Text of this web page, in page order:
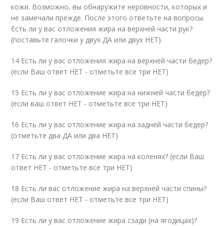
кожи. Возможно, вы обнаружите неровности, которых и
не замечали прежде. После этого ответьте на вопросы.
Есть ли у вас отложения жира на верхней части рук?
(поставьте галочки у двух ДА или двух НЕТ)
14 Есть ли у вас отложения жира на верхней части бедер?
(если Ваш ответ НЕТ - отметьте все три НЕТ)
15 Есть ли у вас отложение жира на нижней части бедер?
(если ваш ответ НЕТ - отметьте все три НЕТ)
16 Есть ли у вас отложение жира на задней части бедер?
(отметьте два ДА или два НЕТ)
17 Есть ли у вас отложение жира на коленях? (если Ваш
ответ НЕТ - отметьте все три НЕТ)
18 Есть ли вас отложение жира на верхней части спины?
(если Ваш ответ НЕТ - отметьте все три НЕТ)
19 Есть ли у вас отложение жира сзади (на ягодицах)?